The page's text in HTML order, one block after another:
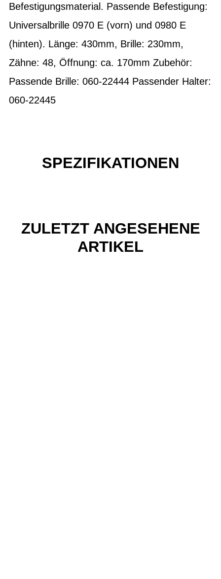
Befestigungsmaterial. Passende Befestigung:
Universalbrille 0970 E (vorn) und 0980 E
(hinten). Länge: 430mm, Brille: 230mm,
Zähne: 48, Öffnung: ca. 170mm Zubehör:
Passende Brille: 060-22444 Passender Halter:
060-22445
SPEZIFIKATIONEN
ZULETZT ANGESEHENE
ARTIKEL